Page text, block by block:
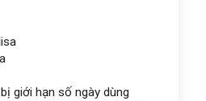
giới hạn số ngày dùng